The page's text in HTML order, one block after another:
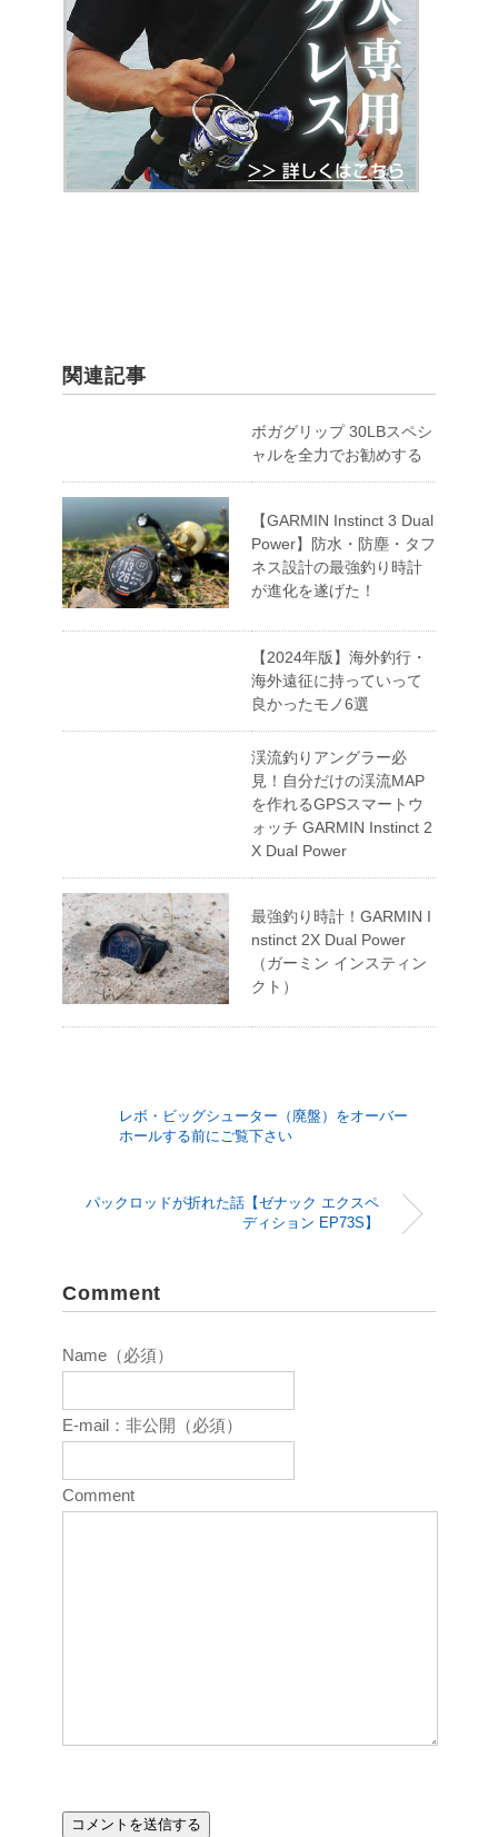
関連記事
ボガグリップ 30LBスペシ
ャルを全力でお勧めする
【GARMIN Instinct 3 Dual
Power】防水・防塵・タフ
ネス設計の最強釣り時計
が進化を遂げた！
【2024年版】海外釣行・
海外遠征に持っていって
良かったモノ6選
渓流釣りアングラー必
見！自分だけの渓流MAP
を作れるGPSスマートウ
ォッチ GARMIN Instinct 2
X Dual Power
最強釣り時計！GARMIN I
nstinct 2X Dual Power
（ガーミン インスティン
クト）
レボ・ビッグシューター（廃盤）をオーバー
ホールする前にご覧下さい
パックロッドが折れた話【ゼナック エクスペ
ディション EP73S】
Comment
Name（必須）
E-mail：非公開（必須）
Comment